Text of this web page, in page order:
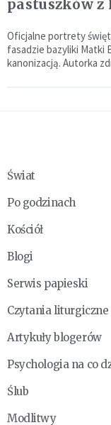
pastuszków z
Oficjalne portrety
fasadzie bazyliki Matki
kanonizacją. Autorka
Świat
Po godzinach
Kościół
Blogi
Serwis papieski
Czytania liturgiczne
Artykuły blogerów
Psychologia na co
Ślub
Modlitwy